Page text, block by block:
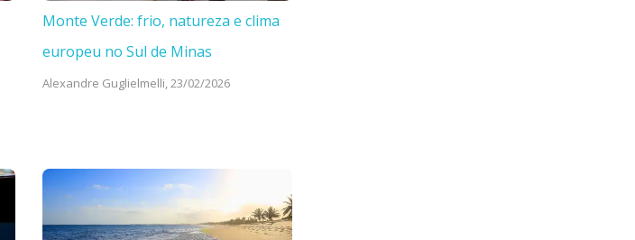
Monte Verde: frio, natureza e clima
europeu no Sul de Minas
Alexandre Guglielmelli,23/02/2026